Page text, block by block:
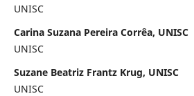
UNISC
Carina Suzana Pereira Corrêa, UNISC
UNISC
Suzane Beatriz Frantz Krug, UNISC
UNISC